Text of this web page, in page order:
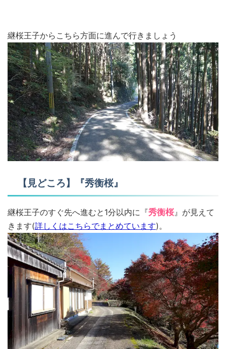
継桜王子からこちら方面に進んで行きましょう
【見どころ】『秀衡桜』
継桜王子のすぐ先へ進むと1分以内に『秀衡桜』が見えて
きます(詳しくはこちらでまとめています)。